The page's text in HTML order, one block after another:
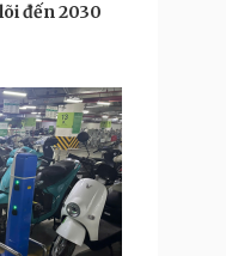
đến 2030